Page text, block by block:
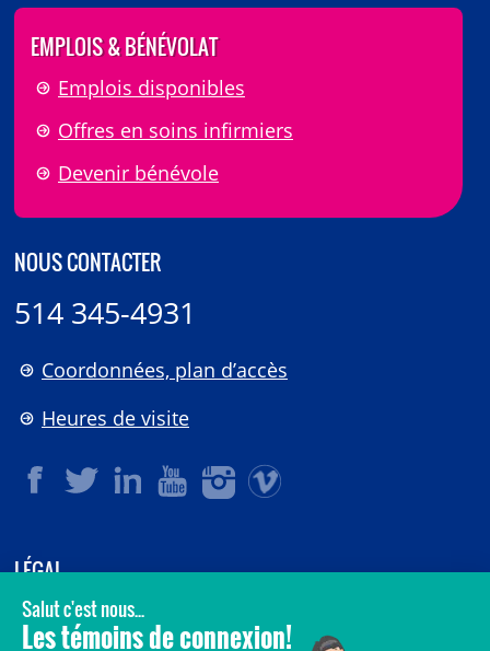
EMPLOIS & BÉNÉVOLAT
Emplois disponibles
Offres en soins infirmiers
Devenir bénévole
NOUS CONTACTER
514 345-4931
Coordonnées, plan d’accès
Heures de visite
LÉGAL
© 2006-2026CHU Sainte-Justine.
Tous droits réservés.